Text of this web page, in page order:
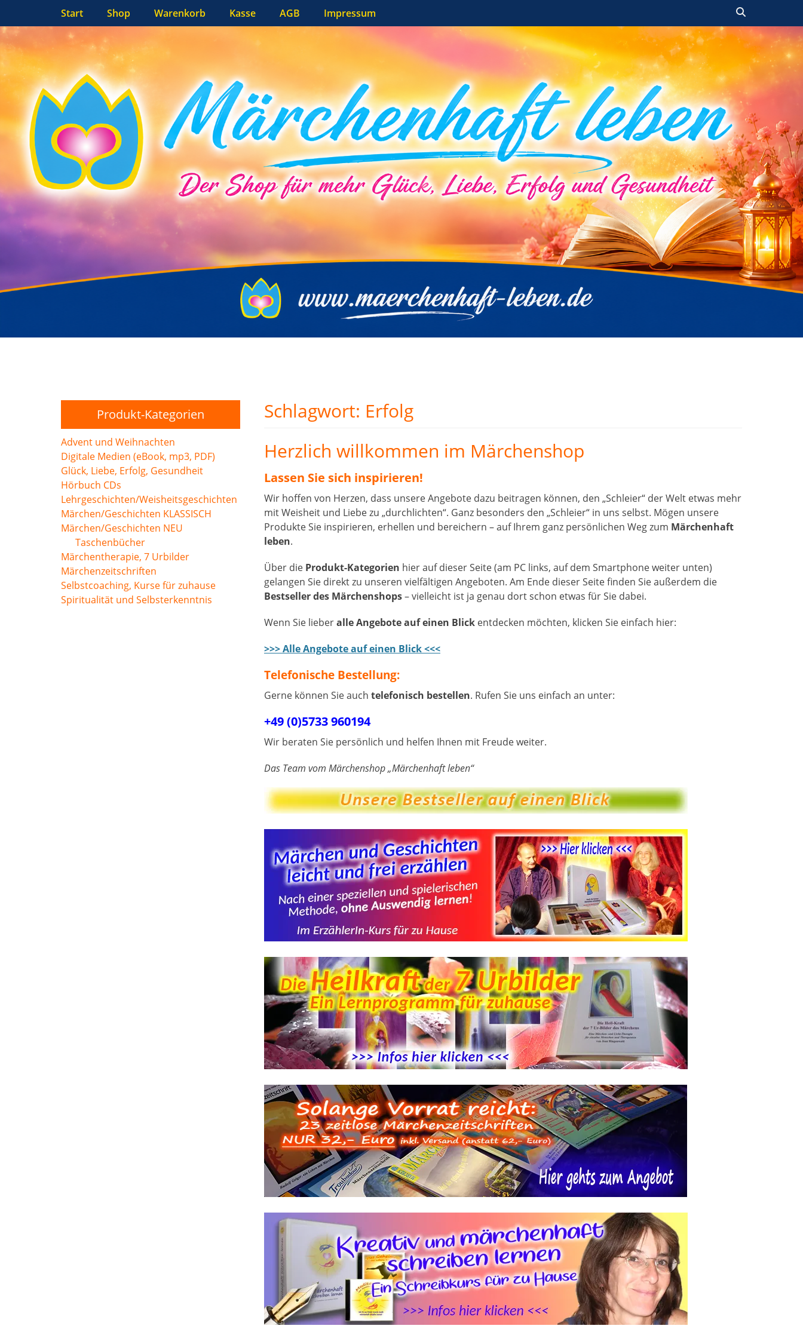
Zum
Inhalt
springen
Primäres Menü
Start Shop Warenkorb Kasse AGB Impressum
Schlagwort: Erfolg
Herzlich willkommen im Märchenshop
Lassen Sie sich inspirieren!
Wir hoffen von Herzen, dass unsere Angebote dazu beitragen können, den „Schleier“ der Welt etwas mehr
mit Weisheit und Liebe zu „durchlichten“. Ganz besonders den „Schleier“ in uns selbst. Mögen unsere
Produkte Sie inspirieren, erhellen und bereichern – auf Ihrem ganz persönlichen Weg zum Märchenhaft
leben.
Über die Produkt-Kategorien hier auf dieser Seite (am PC links, auf dem Smartphone weiter unten)
gelangen Sie direkt zu unseren vielfältigen Angeboten. Am Ende dieser Seite finden Sie außerdem die
Bestseller des Märchenshops– vielleicht ist ja genau dort schon etwas für Sie dabei.
Wenn Sie lieberalle Angebote auf einen Blick entdecken möchten, klicken Sie einfach hier:
>>> Alle Angebote auf einen Blick <<<
Telefonische Bestellung:
Gerne können Sie auch telefonisch bestellen. Rufen Sie uns einfach an unter:
+49 (0)5733 960194
Wir beraten Sie persönlich und helfen Ihnen mit Freude weiter.
Das Team vom Märchenshop „Märchenhaft leben“
Produkt-Kategorien
Advent und Weihnachten
Digitale Medien (eBook, mp3, PDF)
Glück, Liebe, Erfolg, Gesundheit
Hörbuch CDs
Lehrgeschichten/Weisheitsgeschichten
Märchen/Geschichten KLASSISCH
Märchen/Geschichten NEU
Taschenbücher
Märchentherapie, 7 Urbilder
Märchenzeitschriften
Selbstcoaching, Kurse für zuhause
Spiritualität und Selbsterkenntnis